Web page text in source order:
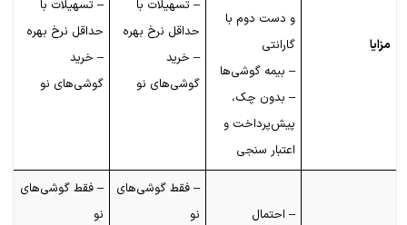
مزایا
و دست دوم با
گارانتی
– بیمه گوشی‌ها
– بدون چک،
پیش‌پرداخت و
اعتبار سنجی
– تسهیلات با
حداقل نرخ بهره
– خرید
گوشی‌های نو
– تسهیلات با
حداقل نرخ بهره
– خرید
گوشی‌های نو
– احتمال
– فقط گوشی‌های
نو
– فقط گوشی‌های
نو